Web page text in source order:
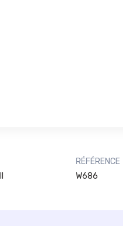
RÉFÉRENCE
W686